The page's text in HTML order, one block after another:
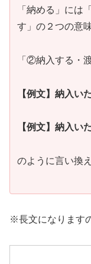
「納める」に
す」の２つの意
「②納入する・
【例文】納入い
【例文】納入い
のように言い換
※長文になります